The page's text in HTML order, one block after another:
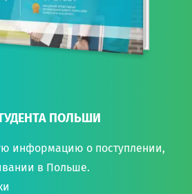
ПОЛЬШИ
информацию о поступлении,
в Польше.